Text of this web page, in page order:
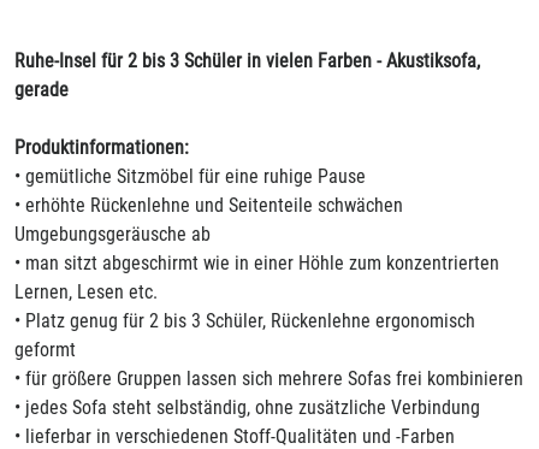
Ruhe-Insel für 2 bis 3 Schüler in vielen Farben - Akustiksofa,
gerade
Produktinformationen:
• gemütliche Sitzmöbel für eine ruhige Pause
• erhöhte Rückenlehne und Seitenteile schwächen
Umgebungsgeräusche ab
• man sitzt abgeschirmt wie in einer Höhle zum konzentrierten
Lernen, Lesen etc.
• Platz genug für 2 bis 3 Schüler, Rückenlehne ergonomisch
geformt
• für größere Gruppen lassen sich mehrere Sofas frei kombinieren
• jedes Sofa steht selbständig, ohne zusätzliche Verbindung
• lieferbar in verschiedenen Stoff-Qualitäten und -Farben